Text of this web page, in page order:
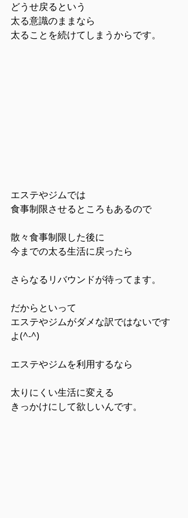
どうせ戻るという
太る意識のままなら
太ることを続けてしまうからです。
エステやジムでは
食事制限させるところもあるので
散々食事制限した後に
今までの太る生活に戻ったら
さらなるリバウンドが待ってます。
だからといって
エステやジムがダメな訳ではないです
よ(^-^)
エステやジムを利用するなら
太りにくい生活に変える
きっかけにして欲しいんです。